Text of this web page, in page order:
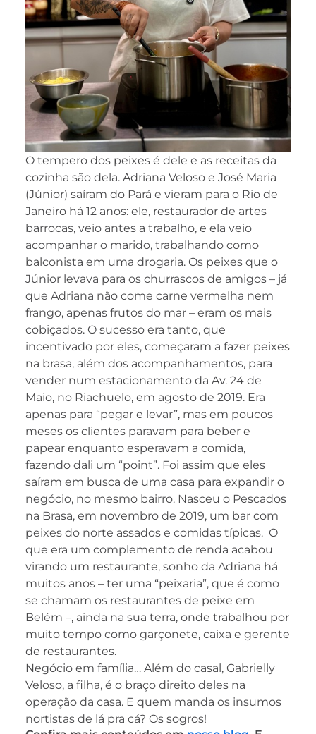
O tempero dos peixes é dele e as receitas da
cozinha são dela. Adriana Veloso e José Maria
(Júnior) saíram do Pará e vieram para o Rio de
Janeiro há 12 anos: ele, restaurador de artes
barrocas, veio antes a trabalho, e ela veio
acompanhar o marido, trabalhando como
balconista em uma drogaria. Os peixes que o
Júnior levava para os churrascos de amigos – já
que Adriana não come carne vermelha nem
frango, apenas frutos do mar – eram os mais
cobiçados. O sucesso era tanto, que
incentivado por eles, começaram a fazer peixes
na brasa, além dos acompanhamentos, para
vender num estacionamento da Av. 24 de
Maio, no Riachuelo, em agosto de 2019. Era
apenas para “pegar e levar”, mas em poucos
meses os clientes paravam para beber e
papear enquanto esperavam a comida,
fazendo dali um “point”. Foi assim que eles
saíram em busca de uma casa para expandir o
negócio, no mesmo bairro. Nasceu o Pescados
na Brasa, em novembro de 2019, um bar com
peixes do norte assados e comidas típicas. O
que era um complemento de renda acabou
virando um restaurante, sonho da Adriana há
muitos anos – ter uma “peixaria”, que é como
se chamam os restaurantes de peixe em
Belém –, ainda na sua terra, onde trabalhou por
muito tempo como garçonete, caixa e gerente
de restaurantes.
Negócio em família… Além do casal, Gabrielly
Veloso, a filha, é o braço direito deles na
operação da casa. E quem manda os insumos
nortistas de lá pra cá? Os sogros!